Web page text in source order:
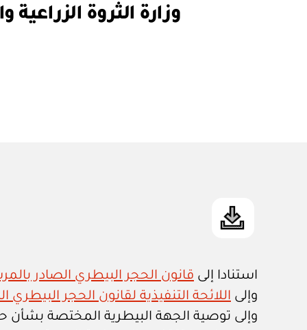
التصنيفات
استنادا إلى قانون الحجر البيطري الصادر
وإلى اللائحة التنفيذية لقانون الحجر البيطري
وإلى توصية الجهة البيطرية المختصة بشأن